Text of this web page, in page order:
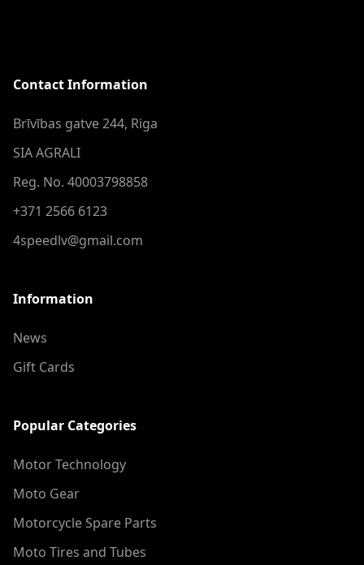
Contact Information
Brīvības gatve 244, Riga
SIA AGRALI
Reg. No. 40003798858
+371 2566 6123
4speedlv@gmail.com
Information
News
Gift Cards
Popular Categories
Motor Technology
Moto Gear
Motorcycle Spare Parts
Moto Tires and Tubes